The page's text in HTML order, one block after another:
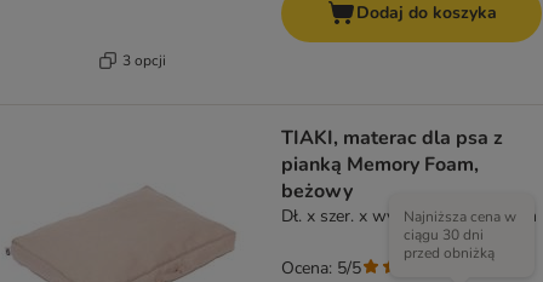
3 opcji
Dodaj do koszyka
TIAKI, materac dla psa z
pianką Memory Foam,
beżowy
Dł. x szer. x wys.: 80 x 60 x 17 cm
Najniższa cena w
ciągu 30 dni
przed obniżką
Ocena: 5/5